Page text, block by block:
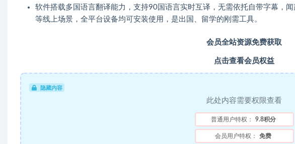
软件搭载多国语言翻译能力，支持90国语言实时互译，无需依托自带字幕，
等线上场景，全平台设备均可安装使用，是出国、留学的刚需工具。
会员全站资源免费获取
点击查看会员权益
隐藏内容
此处内容需要权限查看
普通用户特权： 9.8积分
会员用户特权： 免费